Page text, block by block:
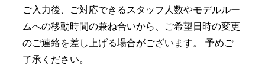
ご入力後、ご対応できるスタッフ人数やモデルルー
ムへの移動時間の兼ね合いから、ご希望日時の変更
のご連絡を差し上げる場合がございます。 予めご
了承ください。